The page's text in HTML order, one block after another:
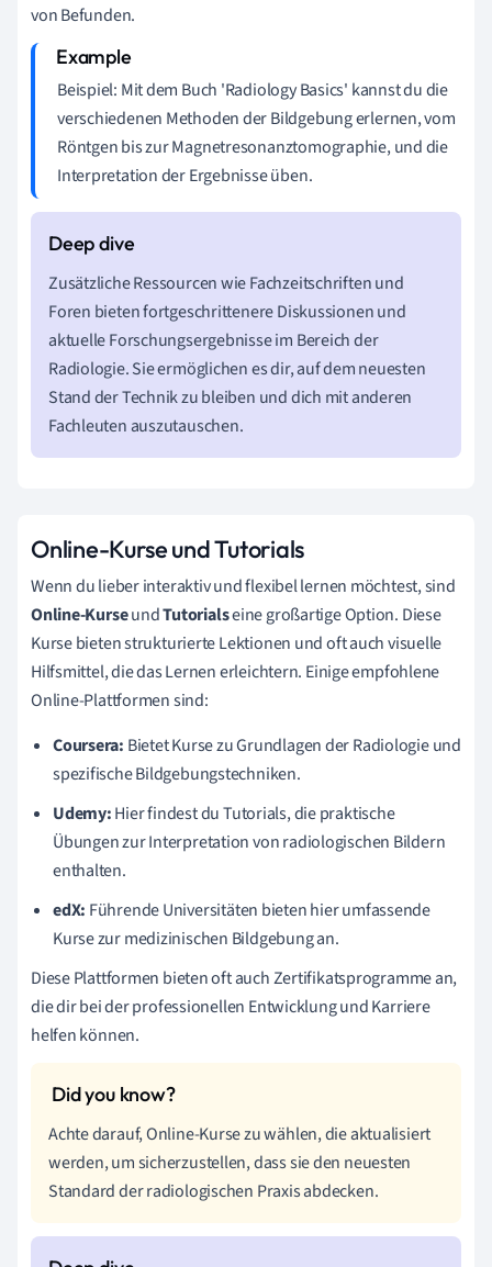
von Befunden.
Beispiel: Mit dem Buch 'Radiology Basics' kannst du die
verschiedenen Methoden der Bildgebung erlernen, vom
Röntgen bis zur Magnetresonanztomographie, und die
Interpretation der Ergebnisse üben.
Zusätzliche Ressourcen wie Fachzeitschriften und
Foren bieten fortgeschrittenere Diskussionen und
aktuelle Forschungsergebnisse im Bereich der
Radiologie. Sie ermöglichen es dir, auf dem neuesten
Stand der Technik zu bleiben und dich mit anderen
Fachleuten auszutauschen.
Online-Kurse und Tutorials
Wenn du lieber interaktiv und flexibel lernen möchtest, sind
Online-KurseundTutorialseine großartige Option. Diese
Kurse bieten strukturierte Lektionen und oft auch visuelle
Hilfsmittel, die das Lernen erleichtern. Einige empfohlene
Online-Plattformen sind:
Coursera: Bietet Kurse zu Grundlagen der Radiologie und
spezifische Bildgebungstechniken.
Udemy:Hier findest du Tutorials, die praktische
Übungen zur Interpretation von radiologischen Bildern
enthalten.
edX: Führende Universitäten bieten hier umfassende
Kurse zur medizinischen Bildgebung an.
Diese Plattformen bieten oft auch Zertifikatsprogramme an,
die dir bei der professionellen Entwicklung und Karriere
helfen können.
Achte darauf, Online-Kurse zu wählen, die aktualisiert
werden, um sicherzustellen, dass sie den neuesten
Standard der radiologischen Praxis abdecken.